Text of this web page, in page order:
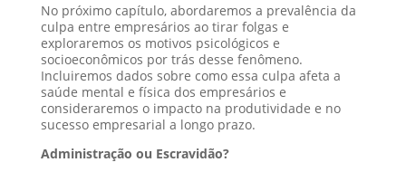
No próximo capítulo, abordaremos a prevalência da
culpa entre empresários ao tirar folgas e
exploraremos os motivos psicológicos e
socioeconômicos por trás desse fenômeno.
Incluiremos dados sobre como essa culpa afeta a
saúde mental e física dos empresários e
consideraremos o impacto na produtividade e no
sucesso empresarial a longo prazo.
Administração ou Escravidão?